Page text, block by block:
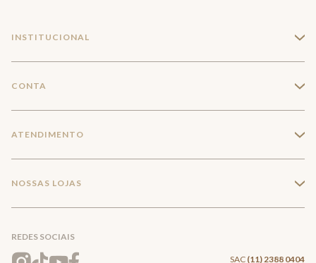
INSTITUCIONAL +
Trabalhe conosco
Mapa do Site
CONTA +
Meus pedidos
Wishlist
ATENDIMENTO +
Entrega e Frete
NOSSAS LOJAS +
REDES SOCIAIS
SAC (11) 2388 0404